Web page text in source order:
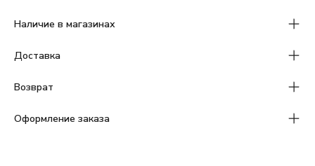
Наличие в магазинах
Доставка
Возврат
Оформление заказа